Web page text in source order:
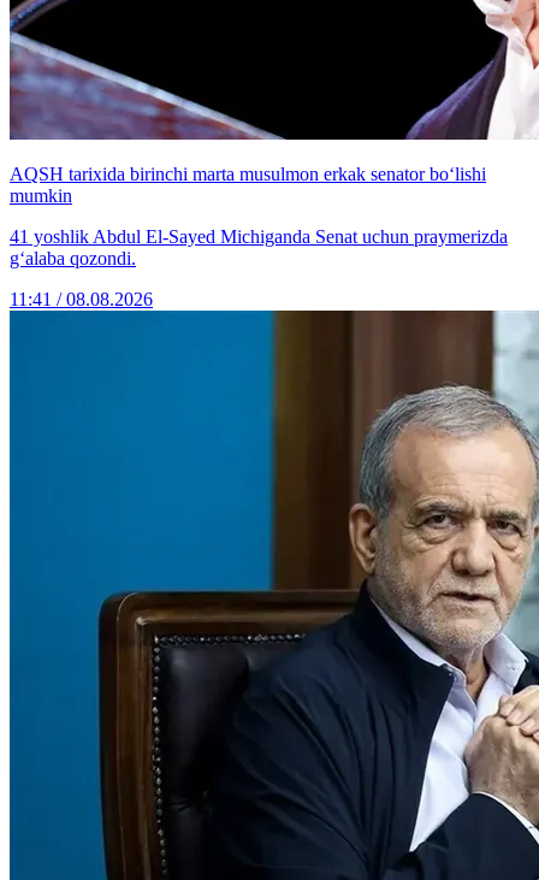
AQSH tarixida birinchi marta musulmon erkak senator bo‘lishi
mumkin
41 yoshlik Abdul El-Sayed Michiganda Senat uchun praymerizda
g‘alaba qozondi.
11:41 / 08.08.2026